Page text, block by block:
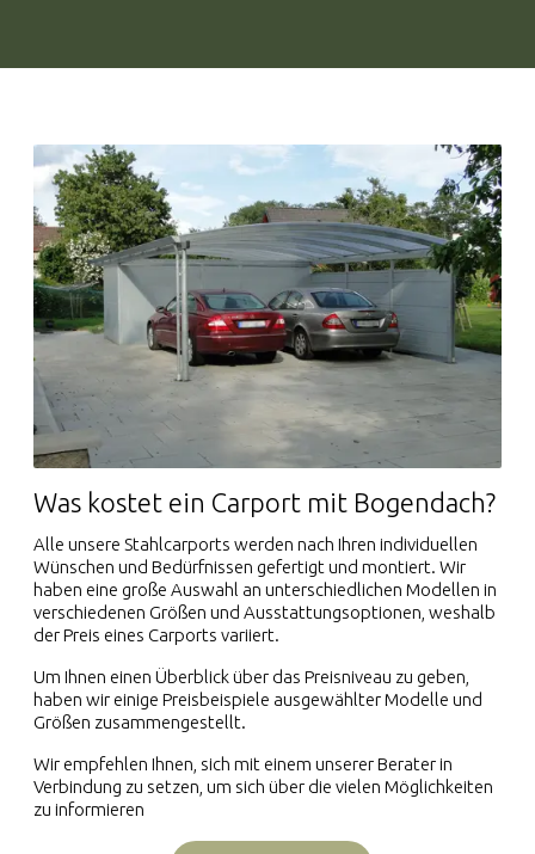
Was kostet ein Carport mit Bogendach?
Alle unsere Stahlcarports werden nach Ihren individuellen
Wünschen und Bedürfnissen gefertigt und montiert. Wir
haben eine große Auswahl an unterschiedlichen Modellen in
verschiedenen Größen und Ausstattungsoptionen, weshalb
der Preis eines Carports variiert.
Um Ihnen einen Überblick über das Preisniveau zu geben,
haben wir einige Preisbeispiele ausgewählter Modelle und
Größen zusammengestellt.
Wir empfehlen Ihnen, sich mit einem unserer Berater in
Verbindung zu setzen, um sich über die vielen Möglichkeiten
zu informieren